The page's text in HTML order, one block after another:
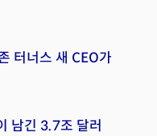
터너스 새 CEO가
남긴 3.7조 달러